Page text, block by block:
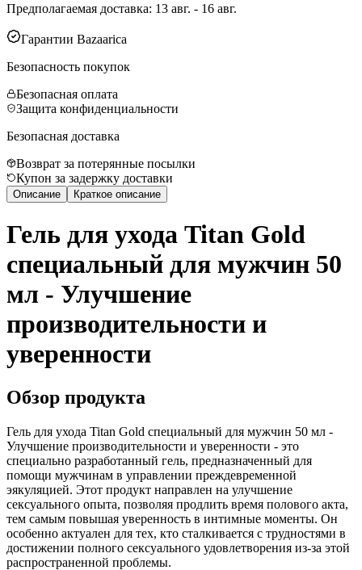
Предполагаемая доставка: 13 авг. - 16 авг.
Гарантии Bazaarica
Безопасность покупок
Безопасная оплата
Защита конфиденциальности
Безопасная доставка
Возврат за потерянные посылки
Купон за задержку доставки
Описание Краткое описание
Гель для ухода Titan Gold
специальный для мужчин 50
мл - Улучшение
производительности и
уверенности
Обзор продукта
Гель для ухода Titan Gold специальный для мужчин 50 мл -
Улучшение производительности и уверенности - это
специально разработанный гель, предназначенный для
помощи мужчинам в управлении преждевременной
эякуляцией. Этот продукт направлен на улучшение
сексуального опыта, позволяя продлить время полового акта,
тем самым повышая уверенность в интимные моменты. Он
особенно актуален для тех, кто сталкивается с трудностями в
достижении полного сексуального удовлетворения из-за этой
распространенной проблемы.